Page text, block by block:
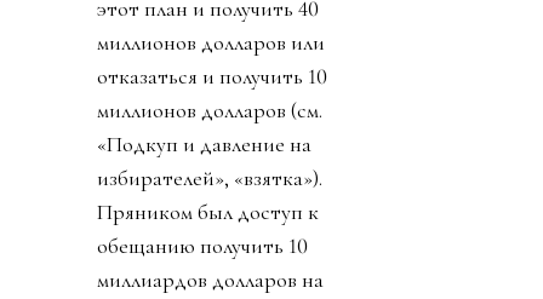
Источник изображения
@fifaworldcup
День 1. Инфантино
сбросил бомбу. У
некоммерческой